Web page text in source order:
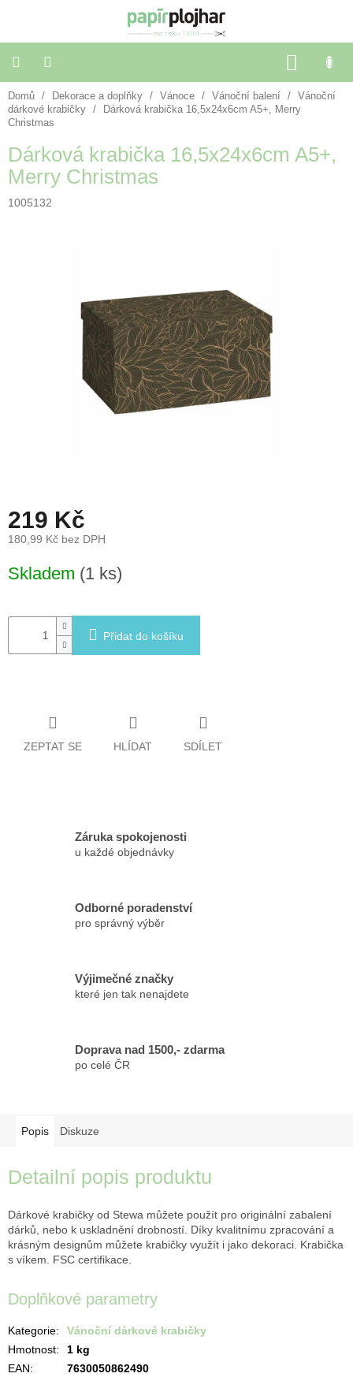
KOŠÍK
Balení
dárků
Dekorace
a
doplňky
Novinky
Domů / Dekorace a doplňky / Vánoce / Vánoční balení /
Vánoční
dárkové krabičky
/
Dárková krabička 16,5x24x6cm A5+, Merry
Christmas
Dárková krabička 16,5x24x6cm A5+,
Merry Christmas
1005132
219 Kč
180,99 Kč bez DPH
cena:
Skladem (1 ks)
Přidat do košíku
ZEPTAT SE HLÍDAT SDÍLET
Záruka spokojenosti
u každé objednávky
Odborné poradenství
pro správný výběr
Výjimečné značky
které jen tak nenajdete
Doprava nad 1500,- zdarma
po celé ČR
Popis Diskuze
Detailní popis produktu
Dárkové krabičky od Stewa můžete použít pro originální zabalení
dárků, nebo k uskladnění drobností. Díky kvalitnímu zpracování a
krásným designům můžete krabičky využít i jako dekoraci. Krabička
s víkem. FSC certifikace.
Doplňkové parametry
Kategorie:
Vánoční dárkové krabičky
Hmotnost:
1 kg
EAN:
7630050862490